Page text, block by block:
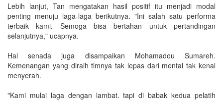
Lebih lanjut, Tan mengatakan hasil positif itu menjadi modal
penting menuju laga-laga berikutnya. "Ini salah satu performa
terbaik kami. Semoga bisa bertahan untuk pertandingan
selanjutnya," ucapnya.
Hal senada juga disampaikan Mohamadou Sumareh.
Kemenangan yang diraih timnya tak lepas dari mental tak kenal
menyerah.
"Kami mulai laga dengan lambat. tapi di babak kedua pelatih